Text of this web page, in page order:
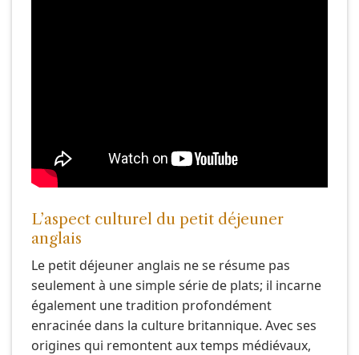
L’aspect culturel du petit déjeuner
anglais
Le petit déjeuner anglais ne se résume pas
seulement à une simple série de plats; il incarne
également une tradition profondément
enracinée dans la culture britannique. Avec ses
origines qui remontent aux temps médiévaux,